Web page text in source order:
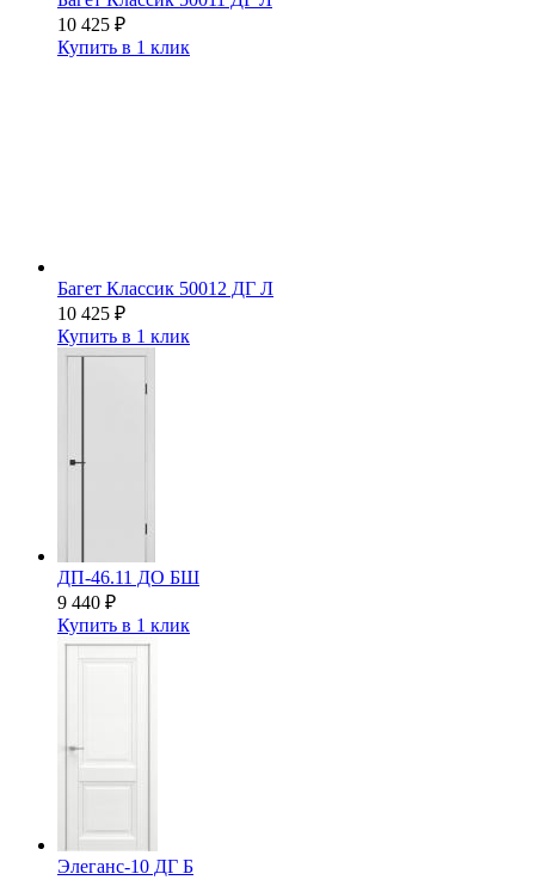
10 425 ₽
Купить в 1 клик
Багет Классик 50012 ДГ Л
10 425 ₽
Купить в 1 клик
ДП-46.11 ДО БШ
9 440 ₽
Купить в 1 клик
Элеганс-10 ДГ Б